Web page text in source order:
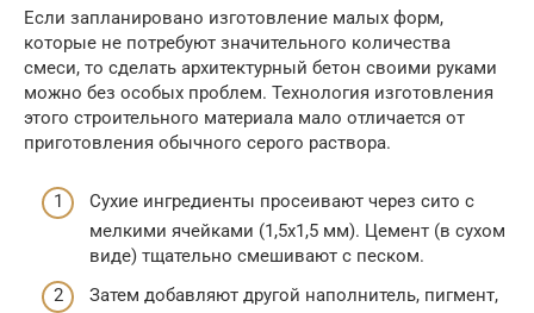
Если запланировано изготовление малых форм,
которые не потребуют значительного количества
смеси, то сделать архитектурный бетон своими руками
можно без особых проблем. Технология изготовления
этого строительного материала мало отличается от
приготовления обычного серого раствора.
Сухие ингредиенты просеивают через сито с
мелкими ячейками (1,5х1,5 мм). Цемент (в сухом
виде) тщательно смешивают с песком.
Затем добавляют другой наполнитель, пигмент,